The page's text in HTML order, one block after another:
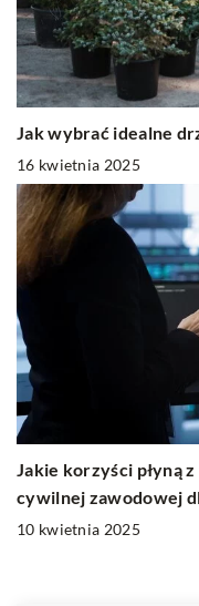
Jak wybrać idealne
16 kwietnia 2025
Jakie korzyści płyną
cywilnej zawodowej
10 kwietnia 2025